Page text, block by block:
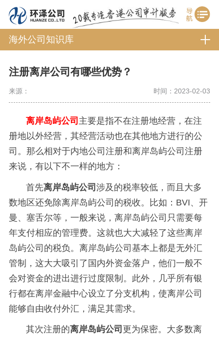
海外公司知识库
注册离岸公司有哪些优势？
来源： 时间：2023-02-03
离岸岛屿公司 主要是指不在注册地经营，在注
册地以外经营，其经营活动也在其他地方进行的公
司。那么相对于内地公司注册和离岸岛屿公司注册
来说，有以下不一样的地方：
首先离岸岛屿公司涉及的税率较低，而且大多
数地区还免除离岸岛屿公司的税收。比如：BVI、开
曼、塞舌尔等，一般来说，离岸岛屿公司只需要每
年支付相应的管理费。这就也大大减轻了这些离岸
岛屿公司的税负。离岸岛屿公司基本上都是无外汇
管制，这大大吸引了国内外资金落户，他们一般不
会对资金的进出进行过度限制。此外，几乎所有银
行都在离岸金融中心设立了分支机构，使离岸公司
能够自由收付外汇，满足其需求。
其次注册的离岸岛屿公司 更为保密。大多数离